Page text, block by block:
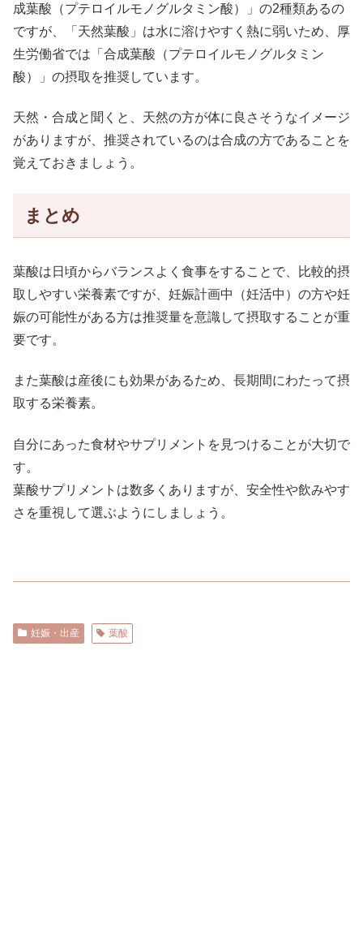
成葉酸（プテロイルモノグルタミン酸）」の2種類あるの
ですが、「天然葉酸」は水に溶けやすく熱に弱いため、厚
生労働省では「合成葉酸（プテロイルモノグルタミン
酸）」の摂取を推奨しています。
天然・合成と聞くと、天然の方が体に良さそうなイメージ
がありますが、推奨されているのは合成の方であることを
覚えておきましょう。
まとめ
葉酸は日頃からバランスよく食事をすることで、比較的摂
取しやすい栄養素ですが、妊娠計画中（妊活中）の方や妊
娠の可能性がある方は推奨量を意識して摂取することが重
要です。
また葉酸は産後にも効果があるため、長期間にわたって摂
取する栄養素。
自分にあった食材やサプリメントを見つけることが大切で
す。
葉酸サプリメントは数多くありますが、安全性や飲みやす
さを重視して選ぶようにしましょう。
妊娠・出産 葉酸